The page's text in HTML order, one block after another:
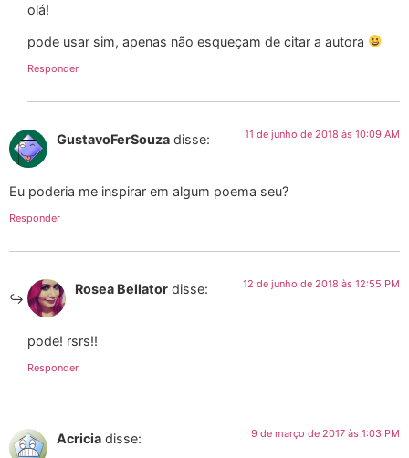
olá!
pode usar sim, apenas não esqueçam de citar a autora
Responder
GustavoFerSouza disse: 11 de junho de 2018 às 10:09 AM
Eu poderia me inspirar em algum poema seu?
Responder
Rosea Bellator disse: 12 de junho de 2018 às 12:55 PM
pode! rsrs!!
Responder
Acricia disse: 9 de março de 2017 às 1:03 PM